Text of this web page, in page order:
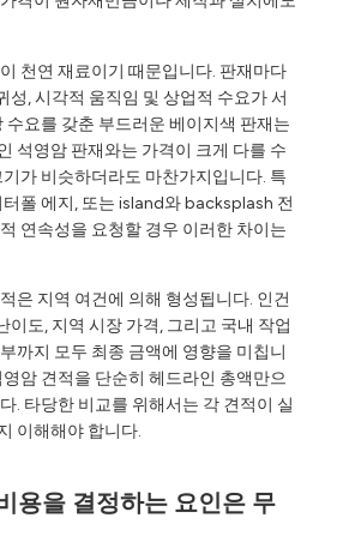
천연 재료이기 때문입니다. 판재마다
성, 시각적 움직임 및 상업적 수요가 서
수요를 갖춘 부드러운 베이지색 판재는
석영암 판재와는 가격이 크게 다를 수
가 비슷하더라도 마찬가지입니다. 특
폴 에지, 또는 island와 backsplash 전
연속성을 요청할 경우 이러한 차이는
은 지역 여건에 의해 형성됩니다. 인건
이도, 지역 시장 가격, 그리고 국내 작업
까지 모두 최종 금액에 영향을 미칩니
암 견적을 단순히 헤드라인 총액만으
. 타당한 비교를 위해서는 각 견적이 실
이해해야 합니다.
용을 결정하는 요인은 무